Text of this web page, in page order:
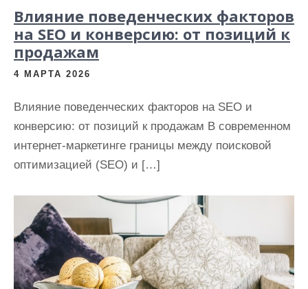
Влияние поведенческих факторов
на SEO и конверсию: от позиций к
продажам
4 МАРТА 2026
Влияние поведенческих факторов на SEO и
конверсию: от позиций к продажам В современном
интернет-маркетинге границы между поисковой
оптимизацией (SEO) и […]